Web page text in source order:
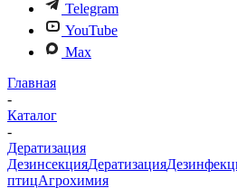
Telegram
YouTube
Max
Главная
-
Каталог
-
Дератизация
ДезинсекцияДератизация
птицАгрохимия